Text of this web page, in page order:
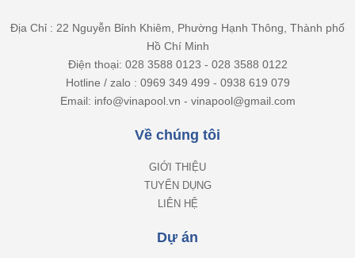
Địa Chỉ : 22 Nguyễn Bỉnh Khiêm, Phường Hạnh Thông, Thành phố
Hồ Chí Minh
Điện thoại: 028 3588 0123 - 028 3588 0122
Hotline / zalo : 0969 349 499 - 0938 619 079
Email: info@vinapool.vn - vinapool@gmail.com
Về chúng tôi
GIỚI THIỆU
TUYỂN DỤNG
LIÊN HỆ
Dự án